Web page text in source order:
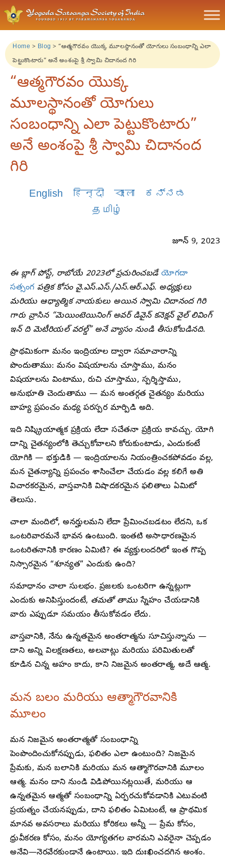
Home > Blog > “ఆత్మగౌరవం యొక్క మూలస్థానంతో యోగులు సంబంధాన్ని ఎలా
పెట్టుకొంటారు” అనే అంశంపై శ్రీ స్వామి చిదానంద గిరి
“ఆత్మగౌరవం యొక్క
మూలస్థానంతో యోగులు
సంబంధాన్ని ఎలా పెట్టుకొంటారు”
అనే అంశంపై శ్రీ స్వామి చిదానంద
గిరి
English हिन्दी বাংলা
ಕನ್ನಡ
தமிழ்
జూన్ 9, 2023
ఈ బ్లాగ్ పోస్ట్, రాబోయే 2023లో ప్రచురించబడే యోగదా
సత్సంగపత్రిక కోసం వై.ఎస్.ఎస్./ఎస్.ఆర్.ఎఫ్. అధ్యక్షులు
మరియు ఆధ్యాత్మిక నాయకులు అయిన స్వామి చిదానంద గిరి
గారు వ్రాసిన “మెయింటెయినింగ్ అవర్ డివైన్ కనెక్షన్ వైల్ లివింగ్
ఇన్ ది మెటీరియల్ వరల్డ్” అనే వ్యాసం నుండి తీసుకోబడినది.
ప్రాథమికంగా మనం ఇంద్రియాల ద్వారా సమాచారాన్ని
పొందుతాము: మనం విషయాలను చూస్తాము, మనం
విషయాలను వింటాము, రుచి చూస్తాము, స్పర్శిస్తాము,
అనుభూతి చెందుతాము — మన అంతర్గత చైతన్యం మరియు
బాహ్య ప్రపంచం మధ్య పరస్పర మార్పిడి అది.
ఇది నిష్క్రియాత్మక ప్రక్రియ లేదా సచేతనా ప్రక్రియ కావచ్చు. యోగి
దాన్ని చైతన్యంలోకి తెచ్చుకోవాలని కోరుకుంటాడు, ఎందుకంటే
యోగికి — భక్తుడికి — ఇంద్రియాలను నియంత్రించకపోవడం వల్ల,
మన చైతన్యాన్ని ప్రపంచం శాసించేలా చేయడం వల్ల కలిగే అతి
విచారకరమైన, వాస్తవానికి విషాదకరమైన ఫలితాలు ఏమిటో
తెలుసు.
చాలా మందిలో, అనర్హులమని లేదా ప్రేమించబడటం లేదని, ఒక
ఒంటరివారమనే భావన ఉంటుంది. ఇంతటి అసాధారణమైన
ఒంటరితనానికి కారణం ఏమిటి? ఈ వ్యక్తులందరిలో ఇంత గొప్ప
నిస్సారమైన “శూన్యత” ఎందుకు ఉంది?
సమాధానం చాలా సులభం. ప్రజలకు ఒంటరిగా ఉన్నట్లుగా
ఎందుకు అనిపిస్తుందంటే, తమతో తాముస్నేహం చేయడానికి
వారు ఎప్పుడూ సమయం తీసుకోవడం లేదు.
వాస్తవానికి, నేను ఉన్నతమైన అంతరాత్మను సూచిస్తున్నాను —
దాని అన్ని విలక్షణతలు, అలవాట్లు మరియు పరిమితులతో
కూడిన చిన్న అహం కాదు, కాని నిజమైన అంతరాత్మ, అదే ఆత్మ.
మన బలం మరియు ఆత్మాగౌరవానికి
మూలం
మన నిజమైన అంతరాత్మతో సంబంధాన్ని
పెంపొందించుకోనప్పుడు, ఫలితం ఎలా ఉంటుంది? నిజమైన
ప్రేమకు, మన బలానికి మరియు మన ఆత్మాగౌరవానికి మూలం
ఆత్మ. మనం దాని నుండి విడిపోయినట్లయితే, మరియు ఆ
ఉన్నతమైన ఆత్మతో సంబంధాన్ని ఏర్పరచుకోవడానికి ఎటువంటి
ప్రయత్నం చేయనప్పుడు, దాని ఫలితం ఏమిటంటే, ఆ ప్రాథమిక
మానవ అవసరాలు మరియు కోరికలు అన్నీ — ప్రేమ కోసం,
ధ్రువీకరణ కోసం, మనం యోగ్యతగల వారమని ఎవరైనా చెప్పడం
అనేవి—నెరవేరకుండానే ఉంటాయి. ఇది దుఃఖించదగిన అంశం.